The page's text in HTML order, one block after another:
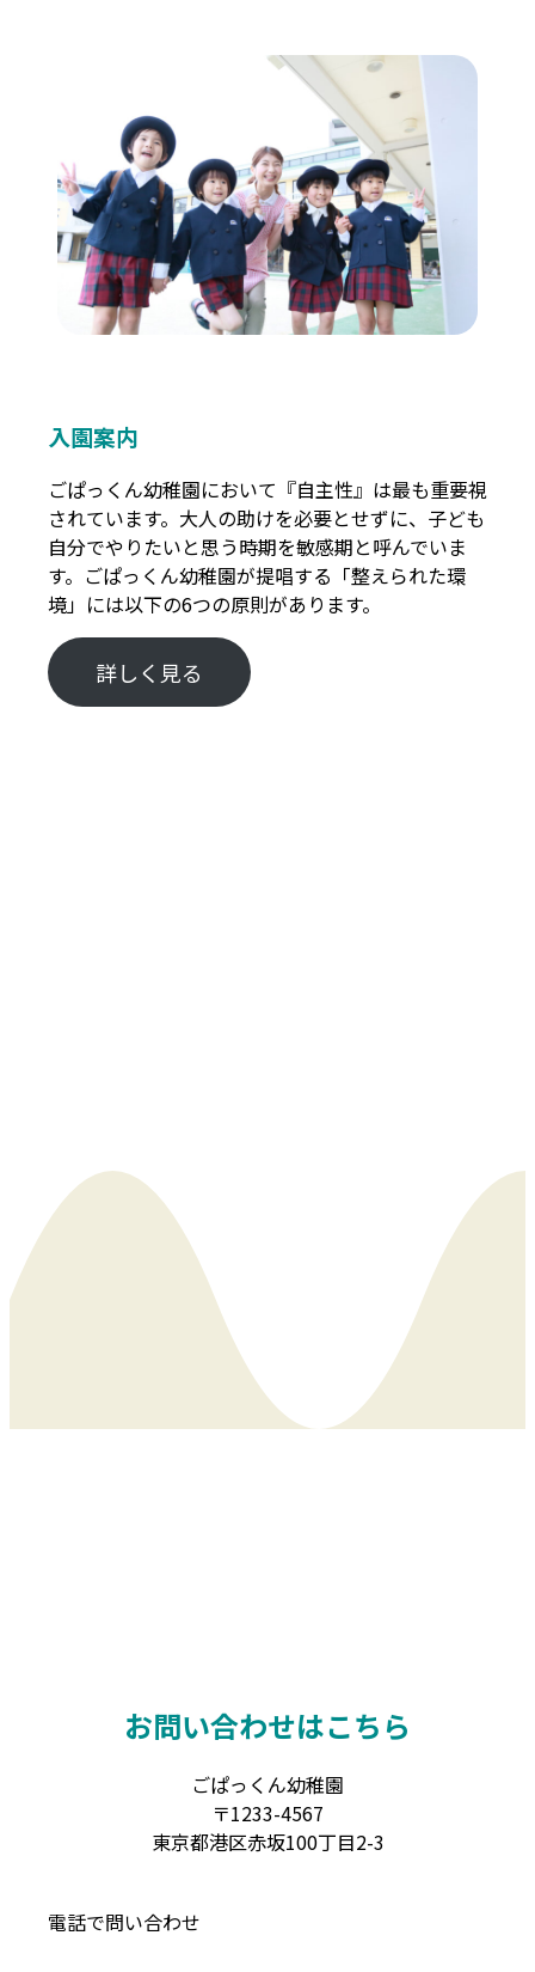
入園案内
ごぱっくん幼稚園において『自主性』は最も重要視
されています。大人の助けを必要とせずに、子ども
自分でやりたいと思う時期を敏感期と呼んでいま
す。ごぱっくん幼稚園が提唱する「整えられた環
境」には以下の6つの原則があります。
詳しく見る
お問い合わせはこちら
ごぱっくん幼稚園
〒1233-4567
東京都港区赤坂100丁目2-3
電話で問い合わせ